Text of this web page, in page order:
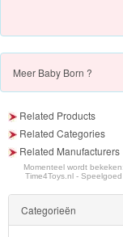
Fireman
Sam
Magische
Eenhoorn
Mickey
&
Minnie
Meer Baby Born ?
Related Products
Related Categories
Related Manufacturers
Momenteel wordt bekeken:
Time4Toys.nl -
Categorieën